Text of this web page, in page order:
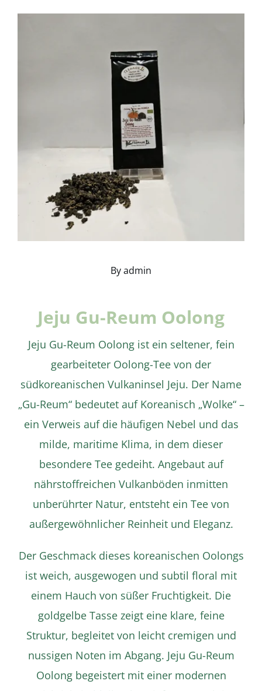
Details
Byadmin
Jeju Gu-Reum Oolong
Jeju Gu-Reum Oolong ist ein seltener, fein
gearbeiteter Oolong-Tee von der
südkoreanischen Vulkaninsel Jeju. Der Name
„Gu-Reum“ bedeutet auf Koreanisch „Wolke“ –
ein Verweis auf die häufigen Nebel und das
milde, maritime Klima, in dem dieser
besondere Tee gedeiht. Angebaut auf
nährstoffreichen Vulkanböden inmitten
unberührter Natur, entsteht ein Tee von
außergewöhnlicher Reinheit und Eleganz.
Der Geschmack dieses koreanischen Oolongs
ist weich, ausgewogen und subtil floral mit
einem Hauch von süßer Fruchtigkeit. Die
goldgelbe Tasse zeigt eine klare, feine
Struktur, begleitet von leicht cremigen und
nussigen Noten im Abgang. Jeju Gu-Reum
Oolong begeistert mit einer modernen